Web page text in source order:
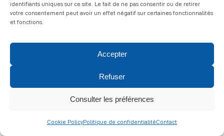
identifiants uniques sur ce site. Le fait de ne pas consentir ou de retirer
votre consentement peut avoir un effet négatif sur certaines fonctionnalités
et fonctions.
Accepter
Refuser
Consulter les préférences
Cookie PolicyPolitique de confidentialitéContact
Politique de confidentialité|Politique de cookies